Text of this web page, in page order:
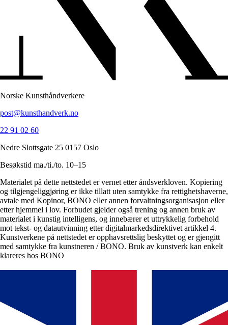
Norske Kunsthåndverkere
post@kunsthandverk.no
22 91 02 60
Nedre Slottsgate 25 0157 Oslo
Besøkstid ma./ti./to. 10–15
Materialet på dette nettstedet er vernet etter åndsverkloven. Kopiering
og tilgjengeliggjøring er ikke tillatt uten samtykke fra rettighetshaverne,
avtale med Kopinor, BONO eller annen forvaltningsorganisasjon eller
etter hjemmel i lov. Forbudet gjelder også trening og annen bruk av
materialet i kunstig intelligens, og innebærer et uttrykkelig forbehold
mot tekst- og datautvinning etter digitalmarkedsdirektivet artikkel 4.
Kunstverkene på nettstedet er opphavsrettslig beskyttet og er gjengitt
med samtykke fra kunstneren / BONO. Bruk av kunstverk kan enkelt
klareres hos BONO